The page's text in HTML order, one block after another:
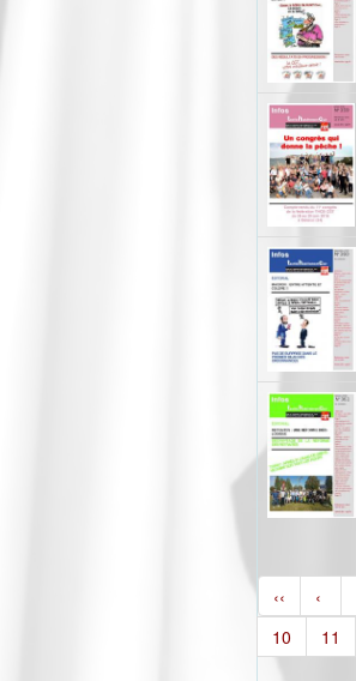
‹‹ ‹
10
11